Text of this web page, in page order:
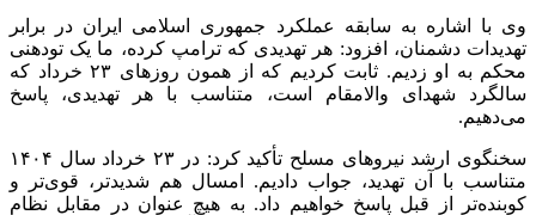
وی با اشاره به سابقه عملکرد جمهوری اسلامی ایران در برابر
تهدیدات دشمنان، افزود: هر تهدیدی که ترامپ کرده، ما یک تودهنی
محکم به او زدیم. ثابت کردیم که از همون روزهای ۲۳ خرداد که
سالگرد شهدای والامقام است، متناسب با هر تهدیدی، پاسخ
می‌دهیم.
سخنگوی ارشد نیروهای مسلح تأکید کرد: در ۲۳ خرداد سال ۱۴۰۴
متناسب با آن تهدید، جواب دادیم. امسال هم شدیدتر، قوی‌تر و
کوبنده‌تر از قبل پاسخ خواهیم داد. به هیچ عنوان در مقابل نظام